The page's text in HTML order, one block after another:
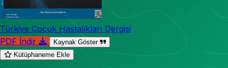
Türkiye Çocuk Hastalıkları Dergisi
PDF İndir
Kaynak Göster
Kütüphaneme Ekle